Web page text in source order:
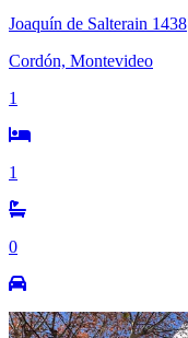
Joaquín de Salterain 1438
Cordón, Montevideo
1
1
0